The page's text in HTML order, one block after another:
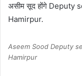
असीम सूद होंगे
Hamirpur.
Aseem Sood Deputy
Hamirpur